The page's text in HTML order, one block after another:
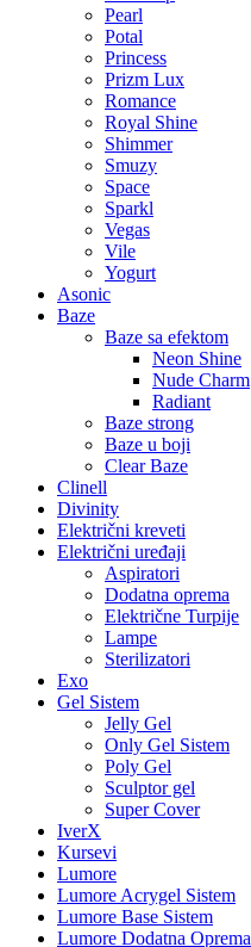
Pearl
Potal
Princess
Prizm Lux
Romance
Royal Shine
Shimmer
Smuzy
Space
Sparkl
Vegas
Vile
Yogurt
Asonic
Baze
Baze sa efektom
Neon Shine
Nude Charm
Radiant
Baze strong
Baze u boji
Clear Baze
Clinell
Divinity
Električni kreveti
Električni uređaji
Aspiratori
Dodatna oprema
Električne Turpije
Lampe
Sterilizatori
Exo
Gel Sistem
Jelly Gel
Only Gel Sistem
Poly Gel
Sculptor gel
Super Cover
IverX
Kursevi
Lumore
Lumore Acrygel Sistem
Lumore Base Sistem
Lumore Dodatna Oprema